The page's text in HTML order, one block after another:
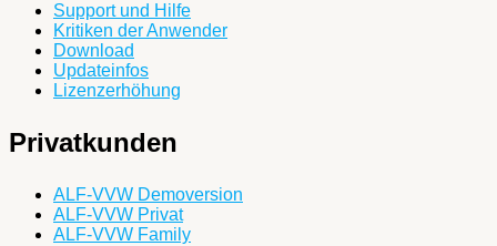
Support und Hilfe
Kritiken der Anwender
Download
Updateinfos
Lizenzerhöhung
Privatkunden
ALF-VVW Demoversion
ALF-VVW Privat
ALF-VVW Family